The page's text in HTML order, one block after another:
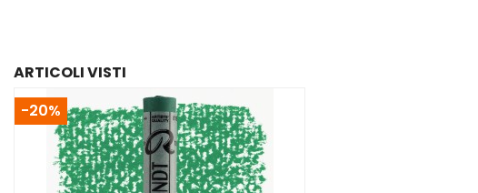
ARTICOLI VISTI
-20%